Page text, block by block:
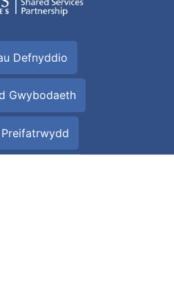
Defnyddio
Gwybodaeth